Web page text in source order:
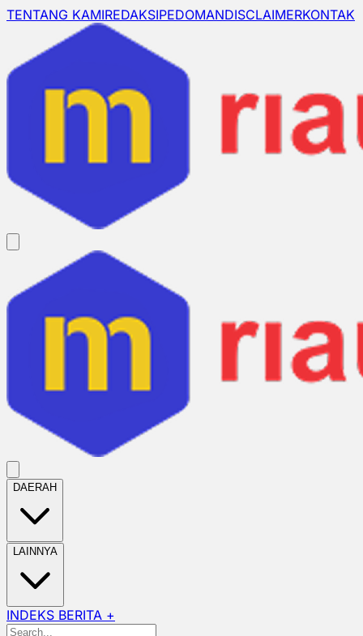
TENTANG KAMIREDAKSIPEDOMANDISCLAIMERKONTAK
DAERAH
LAINNYA
INDEKS BERITA +